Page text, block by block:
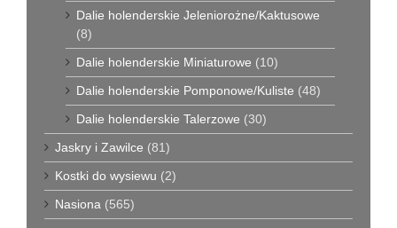
Dalie holenderskie Jeleniorożne/Kaktusowe
(8)
Dalie holenderskie Miniaturowe (10)
Dalie holenderskie Pomponowe/Kuliste (48)
Dalie holenderskie Talerzowe (30)
Jaskry i Zawilce (81)
Kostki do wysiewu (2)
Nasiona (565)